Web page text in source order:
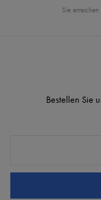
Sie
Bestellen Sie